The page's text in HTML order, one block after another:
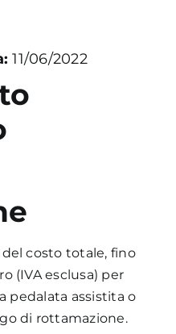
11/06/2022
costo totale, fino
(IVA esclusa) per
pedalata assistita o
di rottamazione.